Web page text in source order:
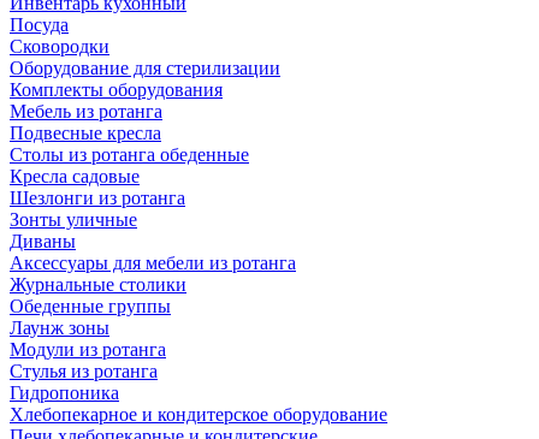
Посуда
Сковородки
Оборудование для стерилизации
Комплекты оборудования
Мебель из ротанга
Подвесные кресла
Столы из ротанга обеденные
Кресла садовые
Шезлонги из ротанга
Зонты уличные
Диваны
Аксессуары для мебели из ротанга
Журнальные столики
Обеденные группы
Лаунж зоны
Модули из ротанга
Стулья из ротанга
Гидропоника
Хлебопекарное и кондитерское оборудование